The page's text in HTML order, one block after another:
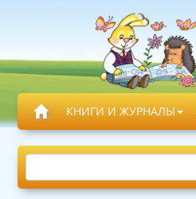
КНИГИ И ЖУРНАЛЫ